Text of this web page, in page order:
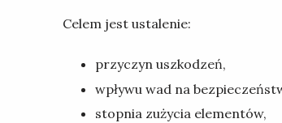
Celem jest ustalenie:
przyczyn uszkodzeń,
wpływu wad na
stopnia zużycia elementów,